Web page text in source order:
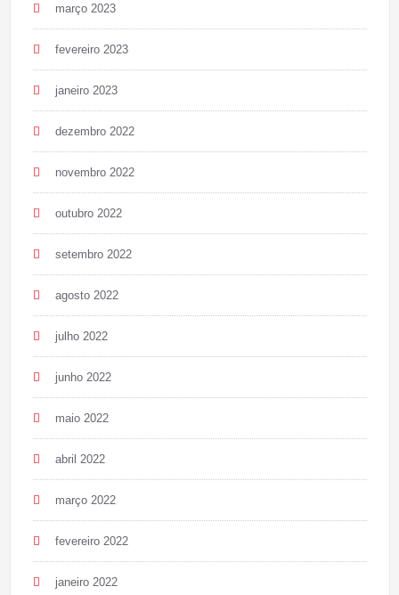
março 2023
fevereiro 2023
janeiro 2023
dezembro 2022
novembro 2022
outubro 2022
setembro 2022
agosto 2022
julho 2022
junho 2022
maio 2022
abril 2022
março 2022
fevereiro 2022
janeiro 2022